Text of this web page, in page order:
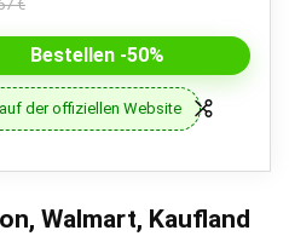
€
Bestellen -50%
der offiziellen Website
Walmart, Kaufland